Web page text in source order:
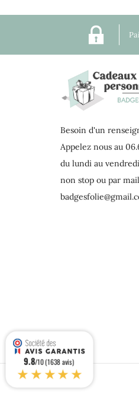
Besoin d'un
Appelez nous au
du lundi au
non stop ou par
9.8/10 (1638 avis)
★★★★★